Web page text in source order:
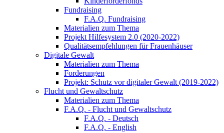
Fundraising
F.A.Q. Fundraising
Materialien zum Thema
Projekt Hilfesystem 2.0 (2020-2022)
Qualitätsempfehlungen für Frauenhäuser
Digitale Gewalt
Materialien zum Thema
Forderungen
Projekt: Schutz vor digitaler Gewalt (2019-2022)
Flucht und Gewaltschutz
Materialien zum Thema
F.A.Q. - Flucht und Gewaltschutz
F.A.Q. - Deutsch
F.A.Q. - English